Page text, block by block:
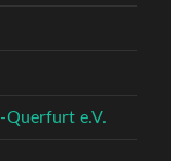
Querfurt e.V.